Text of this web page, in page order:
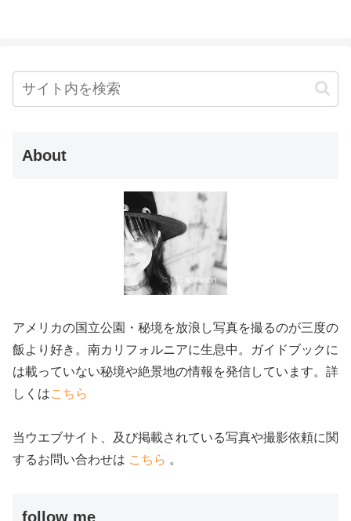
About
アメリカの国立公園・秘境を放浪し写真を撮るのが三度の
飯より好き。南カリフォルニアに生息中。ガイドブックに
は載っていない秘境や絶景地の情報を発信しています。詳
しくはこちら
当ウエブサイト、及び掲載されている写真や撮影依頼に関
するお問い合わせは こちら 。
follow me